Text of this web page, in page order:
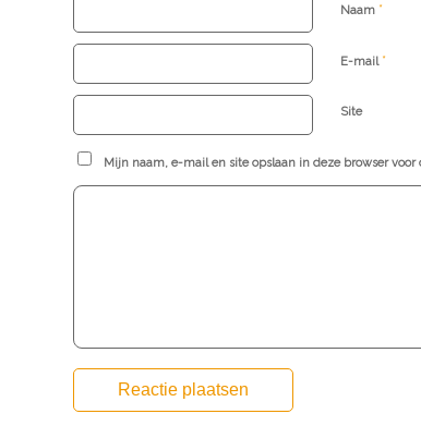
Naam *
E-mail *
Site
Mijn naam, e-mail en site opslaan in deze browser